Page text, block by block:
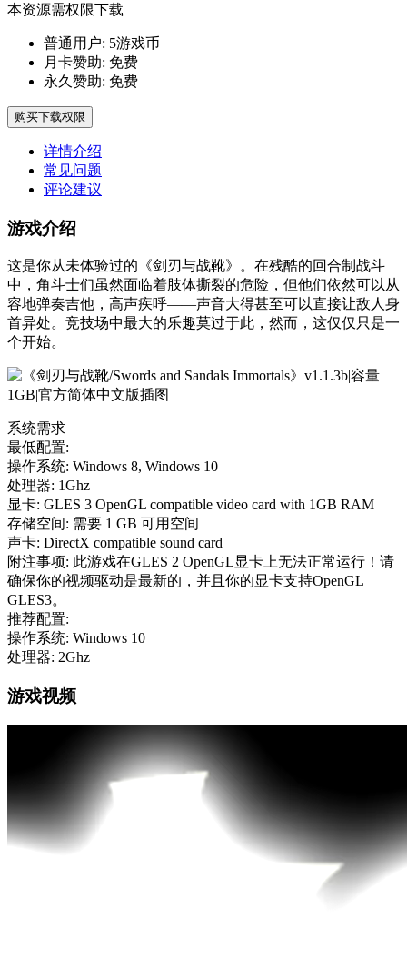
本资源需权限下载
普通用户: 5游戏币
月卡赞助: 免费
永久赞助: 免费
购买下载权限
详情介绍
常见问题
评论建议
游戏介绍
这是你从未体验过的《剑刃与战靴》。在残酷的回合制战斗
中，角斗士们虽然面临着肢体撕裂的危险，但他们依然可以从
容地弹奏吉他，高声疾呼——声音大得甚至可以直接让敌人身
首异处。竞技场中最大的乐趣莫过于此，然而，这仅仅只是一
个开始。
系统需求
最低配置:
操作系统: Windows 8, Windows 10
处理器: 1Ghz
显卡: GLES 3 OpenGL compatible video card with 1GB RAM
存储空间: 需要 1 GB 可用空间
声卡: DirectX compatible sound card
附注事项: 此游戏在GLES 2 OpenGL显卡上无法正常运行！请
确保你的视频驱动是最新的，并且你的显卡支持OpenGL
GLES3。
推荐配置:
操作系统: Windows 10
处理器: 2Ghz
游戏视频